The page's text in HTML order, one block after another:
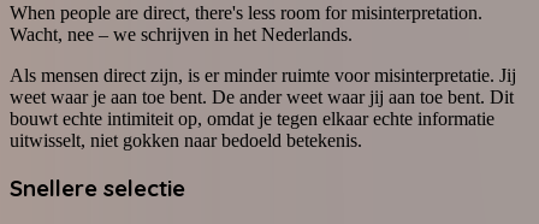
When people are direct, there's less room for misinterpretation.
Wacht, nee – we schrijven in het Nederlands.
Als mensen direct zijn, is er minder ruimte voor misinterpretatie. Jij
weet waar je aan toe bent. De ander weet waar jij aan toe bent. Dit
bouwt echte intimiteit op, omdat je tegen elkaar echte informatie
uitwisselt, niet gokken naar bedoeld betekenis.
Snellere selectie